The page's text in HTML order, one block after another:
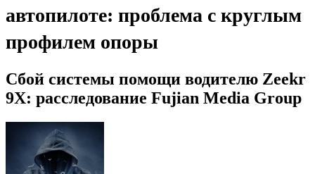
автопилоте: проблема с круглым
профилем опоры
Сбой системы помощи водителю Zeekr
9X: расследование Fujian Media Group